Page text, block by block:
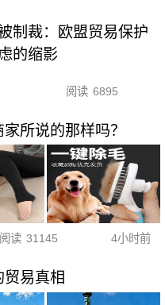
制裁：欧盟贸易保护
的缩影
阅读 6895
所说的那样吗？
阅读 31145 4小时前
易真相